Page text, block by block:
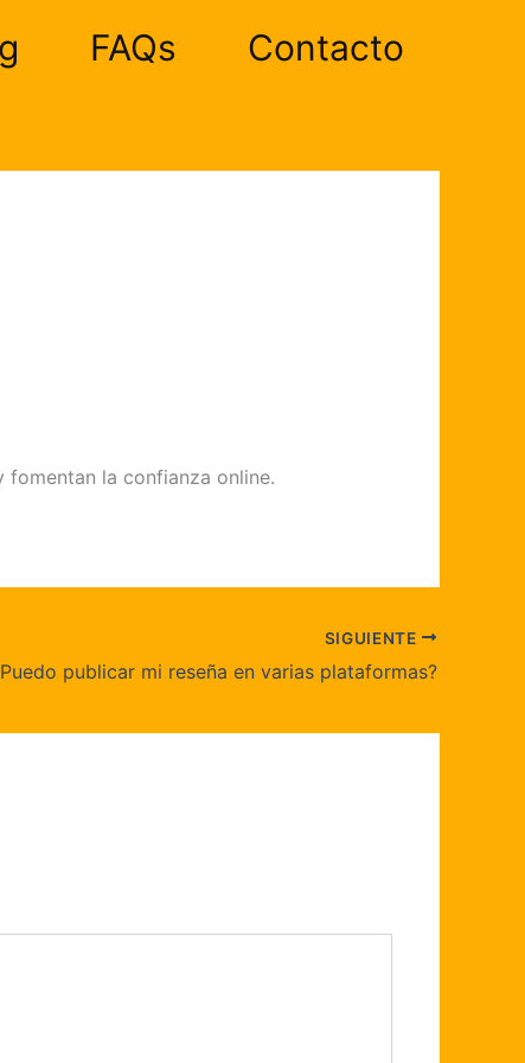
FAQs Contacto
fomentan la confianza online.
SIGUIENTE
publicar mi reseña en varias plataformas?